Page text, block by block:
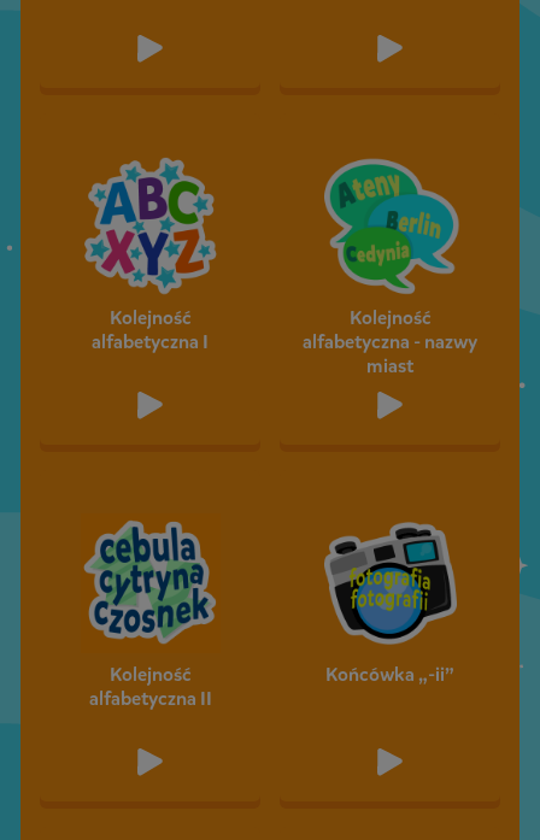
Kolejność
alfabetyczna I
Kolejność
alfabetyczna - nazwy
miast
Kolejność
alfabetyczna II
Końcówka „-ii”